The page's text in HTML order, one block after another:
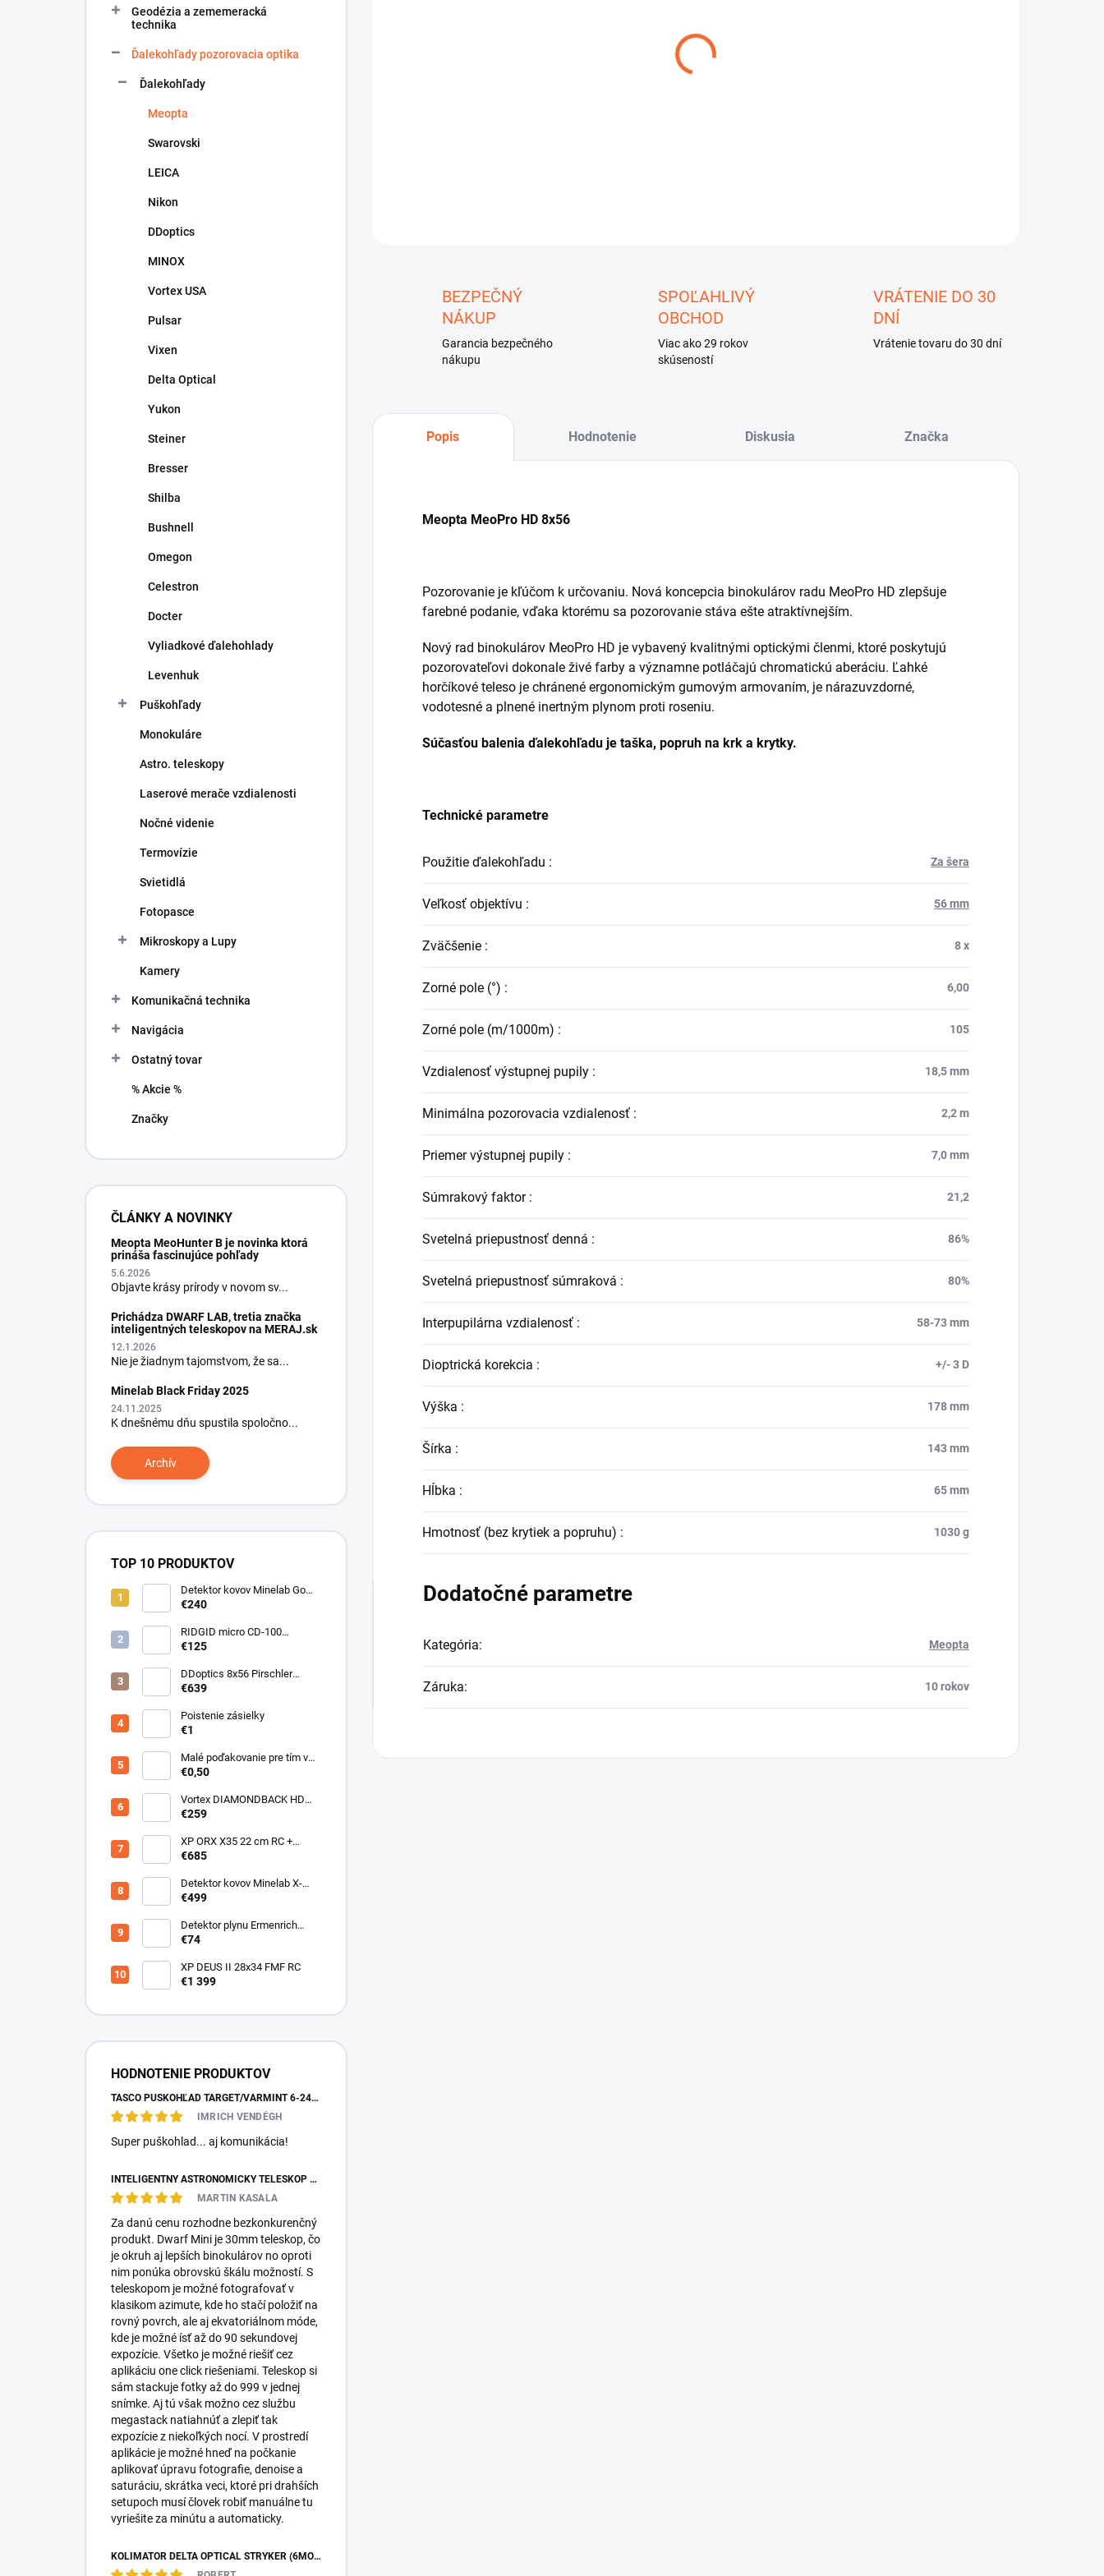
Geodézia a zememeracká
technika
Ďalekohľady pozorovacia optika
Ďalekohľady
Meopta
Swarovski
LEICA
Nikon
DDoptics
MINOX
Vortex USA
Pulsar
Vixen
Delta Optical
Yukon
Steiner
Bresser
Shilba
Bushnell
Omegon
Celestron
Docter
Vyliadkové ďalehohlady
Levenhuk
Puškohľady
Monokuláre
Astro. teleskopy
Laserové merače vzdialenosti
Nočné videnie
Termovízie
Svietidlá
Fotopasce
Mikroskopy a Lupy
Kamery
Komunikačná technika
Navigácia
Ostatný tovar
% Akcie %
Značky
ČLÁNKY A NOVINKY
Meopta MeoHunter B je novinka ktorá
prináša fascinujúce pohľady
5.6.2026
Objavte krásy prírody v novom sv...
Prichádza DWARF LAB, tretia značka
inteligentných teleskopov na MERAJ.sk
12.1.2026
Nie je žiadnym tajomstvom, že sa...
Minelab Black Friday 2025
24.11.2025
K dnešnému dňu spustila spoločno...
Archív
TOP 10 PRODUKTOV
Detektor kovov Minelab Go
Find 66
€240
RIDGID micro CD-100
Detektor horľavých plynov
€125
DDoptics 8x56 Pirschler
Gen.3 Magnesium zelený
€639
Poistenie zásielky
€1
Malé poďakovanie pre tím v
sklade
€0,50
Vortex DIAMONDBACK HD
10X50
€259
XP ORX X35 22 cm RC +
bezdrôtové slúchadlá
€685
Detektor kovov Minelab X-
Terra ELITE pinpoiter set
€499
Detektor plynu Ermenrich
NG40
€74
XP DEUS II 28x34 FMF RC
€1 399
HODNOTENIE PRODUKTOV
TASCO PUŠKOHĽAD TARGET/VARMINT 6-24X42 MILDOT
IMRICH VENDÉGH
Super puškohlad... aj komunikácia!
INTELIGENTNÝ ASTRONOMICKÝ TELESKOP DWARFLAB DWARF MINI
MARTIN KASALA
Za danú cenu rozhodne bezkonkurenčný
produkt. Dwarf Mini je 30mm teleskop, čo
je okruh aj lepších binokulárov no oproti
nim ponúka obrovskú škálu možností. S
teleskopom je možné fotografovať v
klasikom azimute, kde ho stačí položiť na
rovný povrch, ale aj ekvatoriálnom móde,
kde je možné ísť až do 90 sekundovej
expozície. Všetko je možné riešiť cez
aplikáciu one click riešeniami. Teleskop si
sám stackuje fotky až do 999 v jednej
snímke. Aj tú však možno cez službu
megastack natiahnúť a zlepiť tak
expozície z niekoľkých nocí. V prostredí
aplikácie je možné hneď na počkanie
aplikovať úpravu fotografie, denoise a
saturáciu, skrátka veci, ktoré pri drahších
setupoch musí človek robiť manuálne tu
vyriešite za minútu a automaticky.
KOLIMÁTOR DELTA OPTICAL STRYKER (6MOA)
BEZPEČNÝ
NÁKUP
Garancia bezpečného
nákupu
SPOĽAHLIVÝ
OBCHOD
Viac ako 29 rokov
skúseností
VRÁTENIE DO 30
DNÍ
Vrátenie tovaru do 30 dní
Popis Hodnotenie Diskusia Značka
Meopta MeoPro HD 8x56
Pozorovanie je kľúčom k určovaniu. Nová koncepcia binokulárov radu MeoPro HD zlepšuje
farebné podanie, vďaka ktorému sa pozorovanie stáva ešte atraktívnejším.
Nový rad binokulárov MeoPro HD je vybavený kvalitnými optickými členmi, ktoré poskytujú
pozorovateľovi dokonale živé farby a významne potláčajú chromatickú aberáciu. Ľahké
horčíkové teleso je chránené ergonomickým gumovým armovaním, je nárazuvzdorné,
vodotesné a plnené inertným plynom proti roseniu.
Súčasťou balenia ďalekohľadu je taška, popruh na krk a krytky.
Technické parametre
Použitie ďalekohľadu : Za šera
Veľkosť objektívu : 56 mm
Zväčšenie : 8 x
Zorné pole (°) : 6,00
Zorné pole (m/1000m) : 105
Vzdialenosť výstupnej pupily : 18,5 mm
Minimálna pozorovacia vzdialenosť : 2,2 m
Priemer výstupnej pupily : 7,0 mm
Súmrakový faktor : 21,2
Svetelná priepustnosť denná : 86%
Svetelná priepustnosť súmraková : 80%
Interpupilárna vzdialenosť : 58-73 mm
Dioptrická korekcia : +/- 3 D
Výška : 178 mm
Šírka : 143 mm
Hĺbka : 65 mm
Hmotnosť (bez krytiek a popruhu) : 1030 g
Dodatočné parametre
Kategória: Meopta
Záruka: 10 rokov